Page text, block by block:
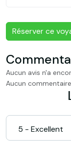
Réserver ce
Aucun avis n'a
Aucun